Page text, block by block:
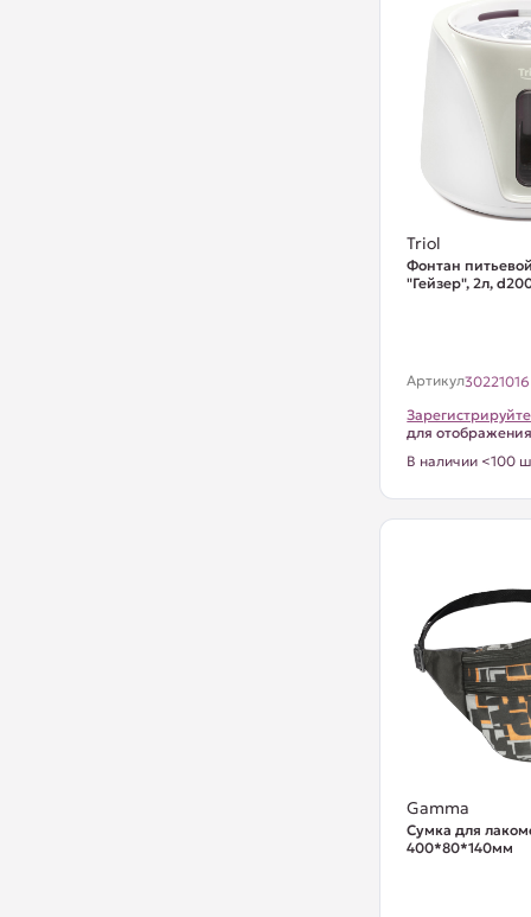
Triol
Фонтан
"Гейзер", 2л,
Артикул30221016
для
В наличии <100
Gamma
Сумка для
400*80*140мм